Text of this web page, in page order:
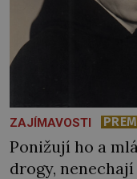
ZAJÍMAVOSTI
Ponižují ho a
drogy,